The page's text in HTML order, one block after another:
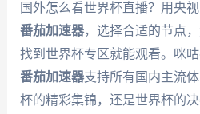
国外怎么看世界杯直播？用央
番茄加速器，选择合适的节点，
找到世界杯专区就能观看。咪
番茄加速器支持所有国内主流
杯的精彩集锦，还是世界杯的